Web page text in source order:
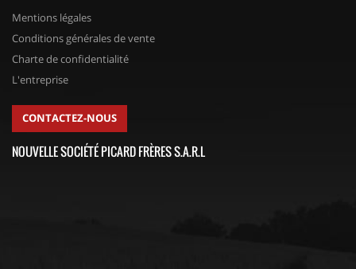
Mentions légales
Conditions générales de vente
Charte de confidentialité
L'entreprise
CONTACTEZ-NOUS
NOUVELLE SOCIÉTÉ PICARD FRÈRES S.A.R.L